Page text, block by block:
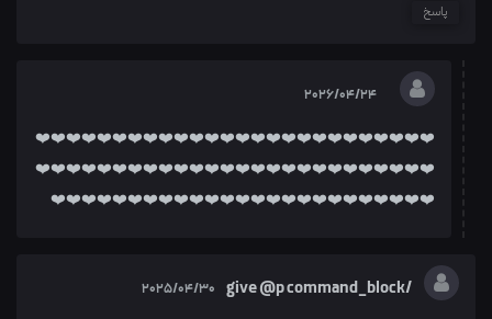
پاسخ
2026/04/24
❤️❤️❤️❤️❤️❤️❤️❤️❤️❤️❤️❤️❤️❤️❤️❤️❤️❤️❤️❤️❤️❤️❤️❤️❤️❤️
❤️❤️❤️❤️❤️❤️❤️❤️❤️❤️❤️❤️❤️❤️❤️❤️❤️❤️❤️❤️❤️❤️❤️❤️❤️❤️
❤️❤️❤️❤️❤️❤️❤️❤️❤️❤️❤️❤️❤️❤️❤️❤️❤️❤️❤️❤️❤️❤️❤️❤️❤️
/give @p command_block
2025/04/30